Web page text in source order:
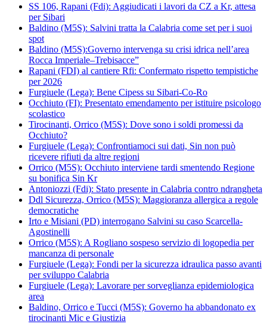
SS 106, Rapani (Fdi): Aggiudicati i lavori da CZ a Kr, attesa
per Sibari
Baldino (M5S): Salvini tratta la Calabria come set per i suoi
spot
Baldino (M5S):Governo intervenga su crisi idrica nell’area
Rocca Imperiale–Trebisacce”
Rapani (FDI) al cantiere Rfi: Confermato rispetto tempistiche
per 2026
Furgiuele (Lega): Bene Cipess su Sibari-Co-Ro
Occhiuto (FI): Presentato emendamento per istituire psicologo
scolastico
Tirocinanti, Orrico (M5S): Dove sono i soldi promessi da
Occhiuto?
Furgiuele (Lega): Confrontiamoci sui dati, Sin non può
ricevere rifiuti da altre regioni
Orrico (M5S): Occhiuto interviene tardi smentendo Regione
su bonifica Sin Kr
Antoniozzi (Fdi): Stato presente in Calabria contro ndrangheta
Ddl Sicurezza, Orrico (M5S): Maggioranza allergica a regole
democratiche
Irto e Misiani (PD) interrogano Salvini su caso Scarcella-
Agostinelli
Orrico (M5S): A Rogliano sospeso servizio di logopedia per
mancanza di personale
Furgiuele (Lega): Fondi per la sicurezza idraulica passo avanti
per sviluppo Calabria
Furgiuele (Lega): Lavorare per sorveglianza epidemiologica
area
Baldino, Orrico e Tucci (M5S): Governo ha abbandonato ex
tirocinanti Mic e Giustizia